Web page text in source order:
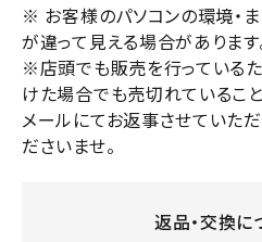
※ お客様のパソコンの環境・
が違って見える場合があります
※店頭でも販売を行っている
けた場合でも売切れているこ
メールにてお返事させていた
ださいませ。
返品・交換に